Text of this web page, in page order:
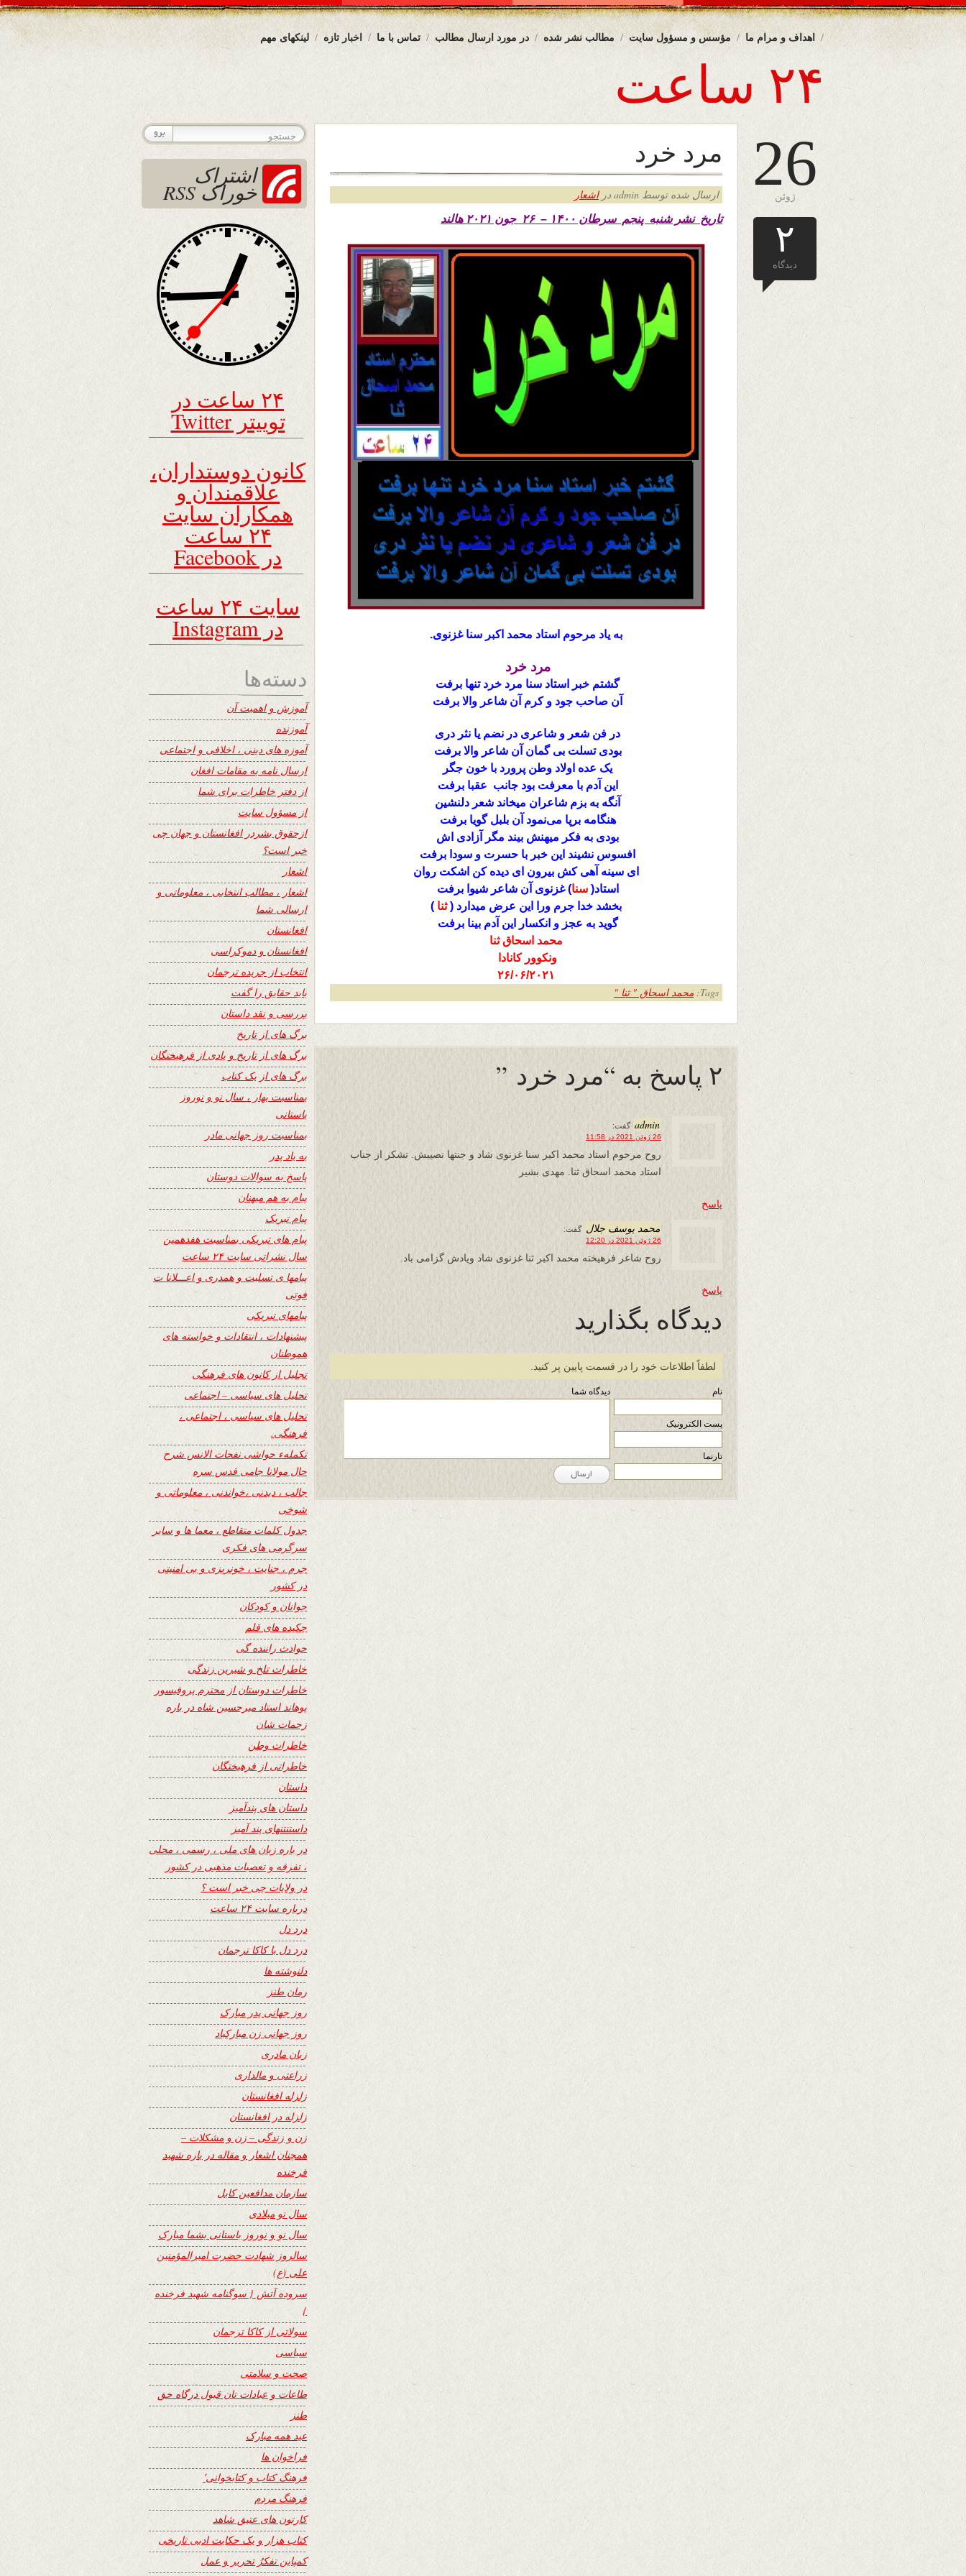
لینکهای مهم اخبار تازه تماس با ما در مورد ارسال مطالب مطالب نشر شده مؤسس و مسؤول سایت اهداف و مرام ما
۲۴ ساعت
26
ژوئن
۲
دیدگاه
مرد خرد
ارسال شده توسط admin در اشعار
تاریخ نشر شنبه پنجم سرطان ۱۴۰۰ – ۲۶ جون ۲۰۲۱ هالند
به یاد مرحوم استاد محمد اکبر سنا غزنوی.
مرد خرد
گشتم خبر استاد سنا مرد خرد تنها برفت
آن صاحب جود و کرم آن شاعر والا برفت
در فن شعر و شاعری در نضم یا نثر دری
بودی تسلت بی گمان آن شاعر والا برفت
یک عده اولاد وطن پرورد با خون جگر
این آدم با معرفت بود جانب عقبا برفت
آنگه به بزم شاعران میخاند شعر دلنشین
هنگامه برپا می‌نمود آن بلبل گویا برفت
بودی به فکر‌ میهنش بیند مگر آزادی اش
افسوس نشیند این خبر با حسرت و سودا برفت
ای سینه آهی کش بیرون ای دیده کن اشکت روان
استاد(سنا) غزنوی آن شاعر شیوا برفت
بخشد خدا جرم ورا این عرض میدارد (ثنا )
گوید به عجز و انکسار این آدم بینا برفت
محمد اسحاق ثنا‌
ونکوور کانادا
۲۶/۰۶/۲۰۲۱‌
Tags: محمد اسحاق " ثنا "
۲ پاسخ به “مرد خرد ”
admin گفت:
26 ژوئن 2021 در 11:58
روح مرحوم استاد محمد اکبر سنا غزنوی شاد و جنتها نصیبش. تشکر از جناب
استاد محمد اسحاق ثنا. مهدی بشیر
پاسخ
محمد یوسف جلال گفت:
26 ژوئن 2021 در 12:20
روح شاعر فرهیخته محمد اکبر ثنا غزنوی شاد ویادش گزامی باد.
پاسخ
دیدگاه بگذارید
لطفاً اطلاعات خود را در قسمت پایین پر کنید.
نام
پست الکترونیک
تارنما
دیدگاه شما
اشتراک
خوراک RSS
۲۴ ساعت در
توییتر Twitter
کانون دوستداران،
علاقمندان و
همکاران سایت
۲۴ ساعت
در Facebook
سایت ۲۴ ساعت
در Instagram
دسته‌ها
آموزش و اهمیت آن
آموزنده
آموزه های دینی ، اخلاقی و اجتماعی
ارسال نامه به مقامات افغان
از دفتر خاطرات برای شما
از مسؤول سایت
ازحقوق بشردر افغانستان و جهان چی
خبر است؟
اشعار
اشعار ، مطالب انتخابی ، معلوماتی و
ارسالی شما
افغانستان
افغانستان و دموکراسی
انتخاب از جریده ترجمان
باید حقایق را گفت
بررسی و نقد داستان
برگ های از تاریخ
برگ های از تاریخ و یادی از فرهیختگان
برگ های از یک کتاب
بمناسبت بهار ، سال نو و نوروز
باستانی
بمناسبت روز جهانی مادر
به یاد پدر
پاسخ به سوالات دوستان
پیام به هم میهنان
پیام تبریک
پیام های تبریکی بمناسبت هفدهمین
سال نشراتی سایت ۲۴ ساعت
پیامها ی تسلیت و همدری و اعـــلانا ت
فوتی
پیامهای تبریکی
پیشنهادات ، انتقادات و خواسته های
هموطنان
تجلیل از کانون های فرهنگی
تحلیل های سیاسی – اجتماعی
تحلیل های سیاسی ، اجتماعی ،
فرهنگی.
تکملهء حواشی نفحات الانس شرح
حال مولانا جامی قدس سره
جالب ، دیدنی ،خواندنی ، معلوماتی و
شوخی
جدول کلمات متقاطع ، معما ها و سایر
سرگرمی های فکری
جرم ، جنایت ، خونریزی و بی امنیتی
در کشور
جوانان و کودکان
چکیده های قلم
حوادث راننده گی
خاطرات تلخ و شیرین زندگی
خاطرات دوستان از محترم پروفیسور
پوهاند استاد میرحسین شاه در باره
زحمات شان
خاطرات وطن
خاطراتی از فرهیختگان
داستان
داستان های پندآمیز
داستنتنهای پند آمیز
در باره زبان های ملی ، رسمی ، محلی
، تفرقه و تعصبات مذهبی در کشور
در ولایات چی خبر است ؟
درباره سایت ۲۴ ساعت
درد دل
درد دل با کاکا ترجمان
دلنوشته ها
رمان طنز
روز جهانی پدر مبارک
روز جهانی زن مبارکباد
زبان مادری
زراعتی و مالداری
زلزله افغانستان
زلزله در افغانستان
زن و زندگی – زن و مشکلات –
همچنان اشعار و مقاله در باره شهید
فرخنده
سازمان مدافعین کابل
سال نو میلادی
سال نو و نوروز باستانی بشما مبارک
سالروز شهادت حضرت امیرالمؤمنین
علی (ع)
سروده آتش { سوگنامه شهید فرخنده
}
سولاتی از کاکا ترجمان
سیاسی
صحت و سلامتی
طاعات و عبادات تان قبول درگاه حق
طنز
عید همه مبارک
فراخوان ها
فرهنگ کتاب و کتابخوانی٬
فرهنگ مردم
کارتون های عتیق شاهد
کتاب هزار و یک حکایت ادبی تاریخی
کمپاین تفکرُ تحریر و عمل